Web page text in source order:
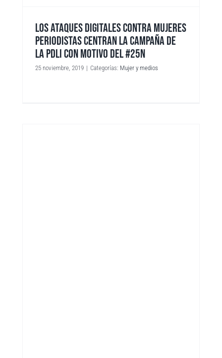
LOS ATAQUES DIGITALES CONTRA MUJERES
PERIODISTAS CENTRAN LA CAMPAÑA DE
LA PDLI CON MOTIVO DEL #25N
25 noviembre, 2019 | Categorías: Mujer y medios